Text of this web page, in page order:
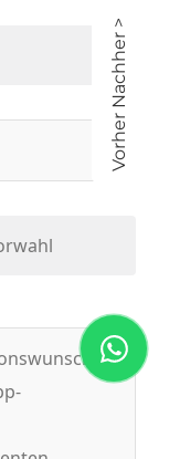
Vorher Nachher >